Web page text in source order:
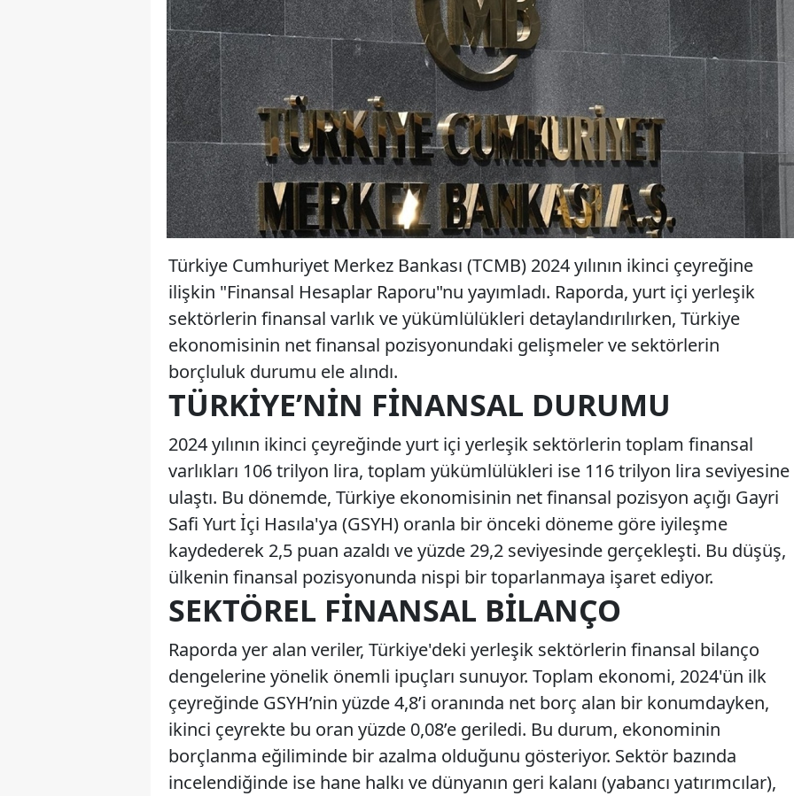
Türkiye Cumhuriyet Merkez Bankası (TCMB) 2024 yılının ikinci çeyreğine
ilişkin "Finansal Hesaplar Raporu"nu yayımladı. Raporda, yurt içi yerleşik
sektörlerin finansal varlık ve yükümlülükleri detaylandırılırken, Türkiye
ekonomisinin net finansal pozisyonundaki gelişmeler ve sektörlerin
borçluluk durumu ele alındı.
TÜRKIYE’NIN FINANSAL DURUMU
2024 yılının ikinci çeyreğinde yurt içi yerleşik sektörlerin toplam finansal
varlıkları 106 trilyon lira, toplam yükümlülükleri ise 116 trilyon lira seviyesine
ulaştı. Bu dönemde, Türkiye ekonomisinin net finansal pozisyon açığı Gayri
Safi Yurt İçi Hasıla'ya (GSYH) oranla bir önceki döneme göre iyileşme
kaydederek 2,5 puan azaldı ve yüzde 29,2 seviyesinde gerçekleşti. Bu düşüş,
ülkenin finansal pozisyonunda nispi bir toparlanmaya işaret ediyor.
SEKTÖREL FINANSAL BILANÇO
Raporda yer alan veriler, Türkiye'deki yerleşik sektörlerin finansal bilanço
dengelerine yönelik önemli ipuçları sunuyor. Toplam ekonomi, 2024'ün ilk
çeyreğinde GSYH’nin yüzde 4,8’i oranında net borç alan bir konumdayken,
ikinci çeyrekte bu oran yüzde 0,08’e geriledi. Bu durum, ekonominin
borçlanma eğiliminde bir azalma olduğunu gösteriyor. Sektör bazında
incelendiğinde ise hane halkı ve dünyanın geri kalanı (yabancı yatırımcılar),